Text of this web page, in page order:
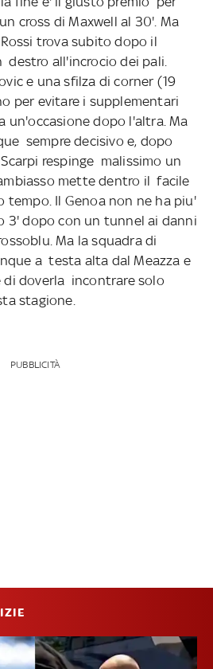
cross di Maxwell al 30'. Ma
trova subito dopo il
destro all'incrocio dei pali.
e una sfilza di corner (19
per evitare i supplementari
un'occasione dopo l'altra. Ma
sempre decisivo e, dopo
respinge malissimo un
mette dentro il facile
tempo. Il Genoa non ne ha piu'
3' dopo con un tunnel ai danni
Ma la squadra di
a testa alta dal Meazza e
di doverla incontrare solo
stagione.
PUBBLICITÀ